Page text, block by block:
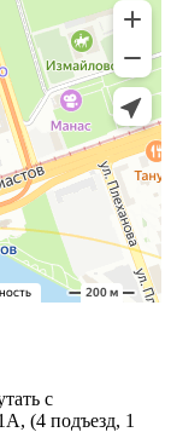
с
(4 подъезд, 1